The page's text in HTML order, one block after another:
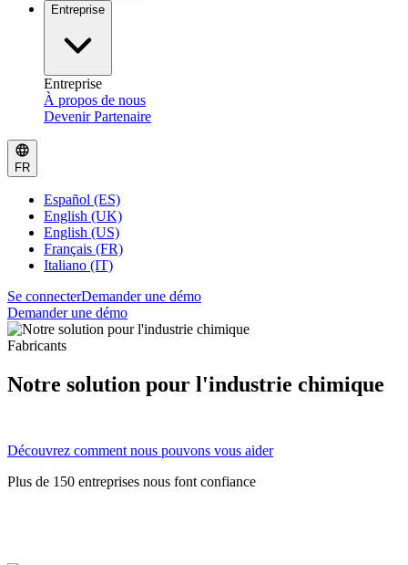
Entreprise
Entreprise
À propos de nous
Devenir Partenaire
FR
Español (ES)
English (UK)
English (US)
Français (FR)
Italiano (IT)
Se connecterDemander une démo
Demander une démo
Fabricants
Notre solution pour l'industrie chimique
Découvrez comment nous pouvons vous aider
Plus de 150 entreprises nous font confiance